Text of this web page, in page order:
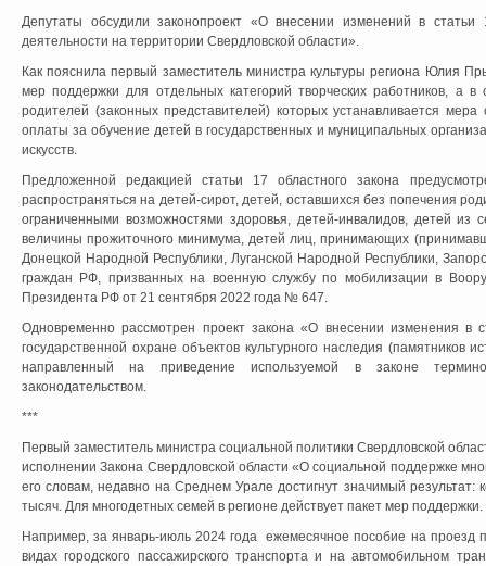
Депутаты обсудили законопроект «О внесении изменений в
деятельности на территории Свердловской области».
Как пояснила первый заместитель министра культуры региона Юлия
мер поддержки для отдельных категорий творческих работников, а в
родителей (законных представителей) которых устанавливается
оплаты за обучение детей в государственных и муниципальных
искусств.
Предложенной редакцией статьи 17 областного закона
распространяться на детей-сирот, детей, оставшихся без попечения
ограниченными возможностями здоровья, детей-инвалидов, детей
величины прожиточного минимума, детей лиц, принимающих
Донецкой Народной Республики, Луганской Народной Республики,
граждан РФ, призванных на военную службу по мобилизации в
Президента РФ от 21 сентября 2022 года № 647.
Одновременно рассмотрен проект закона «О внесении изменения в
государственной охране объектов культурного наследия (памятников
направленный на приведение используемой в законе
законодательством.
***
Первый заместитель министра социальной политики Свердловской
исполнении Закона Свердловской области «О социальной поддержке
его словам, недавно на Среднем Урале достигнут значимый результат:
тысяч. Для многодетных семей в регионе действует пакет мер поддержки.
Например, за январь-июль 2024 года ежемесячное пособие на проезд
видах городского пассажирского транспорта и на автомобильном